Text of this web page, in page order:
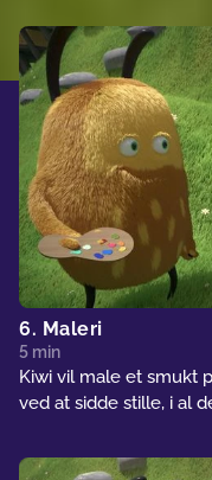
6. Maleri
5 min
Kiwi vil male et smukt
ved at sidde stille, i al